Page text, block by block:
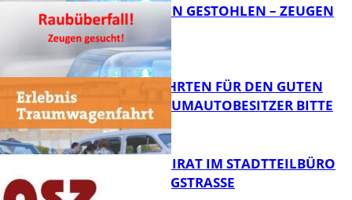
FB News
TEURE KETTEN GESTOHLEN – ZEUGEN
GESUCHT!
SPENDENFAHRTEN FÜR DEN GUTEN
ZWECK – TRAUMAUTOBESITZER BITTE
MELDEN!
SENIORENBEIRAT IM STADTTEILBÜRO
IN DER KÖNIGSTRASSE